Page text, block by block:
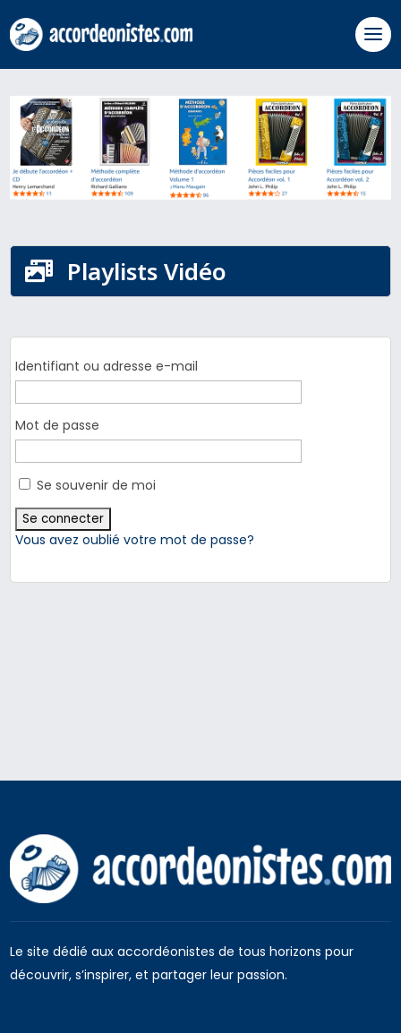
 Playlists Vidéo
Identifiant ou adresse e-mail
Mot de passe
Se souvenir de moi
Vous avez oublié votre mot de passe?
Le site dédié aux accordéonistes de tous horizons pour
découvrir, s’inspirer, et partager leur passion.